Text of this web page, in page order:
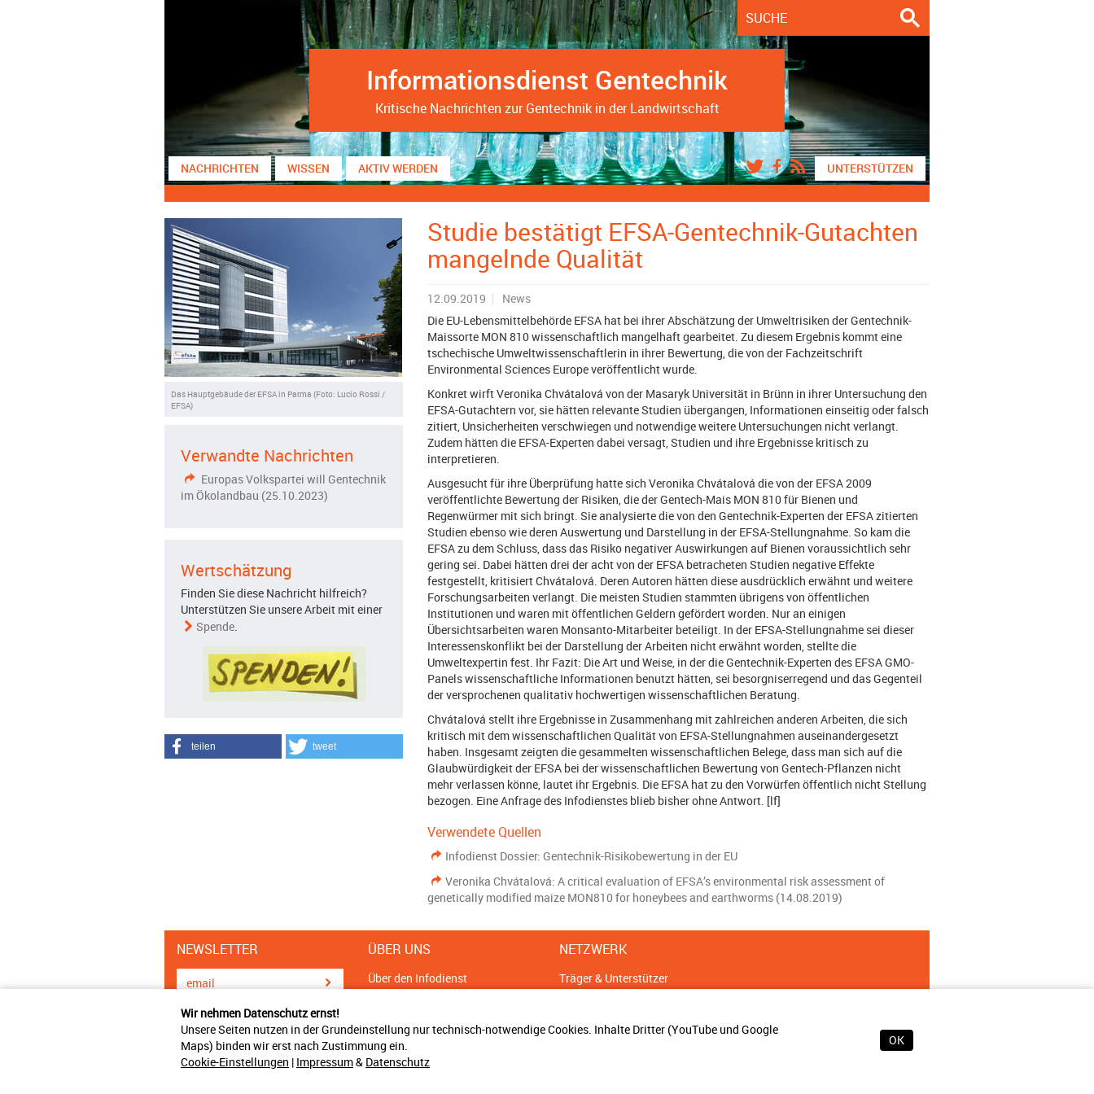
Wir nehmen Datenschutz ernst!
Unsere Seiten nutzen in der Grundeinstellung nur technisch-notwendige Cookies. Inhalte Dritter (YouTube und Google
Maps) binden wir erst nach Zustimmung ein.
Cookie-Einstellungen | Impressum& Datenschutz
OK
Informationsdienst Gentechnik
Kritische Nachrichten zur Gentechnik in der Landwirtschaft
NACHRICHTEN WISSEN AKTIV WERDEN UNTERSTÜTZEN
Das Hauptgebäude der EFSA in Parma (Foto: Lucio Rossi /
EFSA)
Verwandte Nachrichten
Europas Volkspartei will Gentechnik
im Ökolandbau (25.10.2023)
Wertschätzung
Finden Sie diese Nachricht hilfreich?
Unterstützen Sie unsere Arbeit mit einer
Spende.
teilen tweet
Studie bestätigt EFSA-Gentechnik-Gutachten
mangelnde Qualität
12.09.2019
News
Die EU-Lebensmittelbehörde EFSA hat bei ihrer Abschätzung der Umweltrisiken der Gentechnik-
Maissorte MON 810 wissenschaftlich mangelhaft gearbeitet. Zu diesem Ergebnis kommt eine
tschechische Umweltwissenschaftlerin in ihrer Bewertung, die von der Fachzeitschrift
Environmental Sciences Europe veröffentlicht wurde.
Konkret wirft Veronika Chvátalová von der Masaryk Universität in Brünn in ihrer Untersuchung den
EFSA-Gutachtern vor, sie hätten relevante Studien übergangen, Informationen einseitig oder falsch
zitiert, Unsicherheiten verschwiegen und notwendige weitere Untersuchungen nicht verlangt.
Zudem hätten die EFSA-Experten dabei versagt, Studien und ihre Ergebnisse kritisch zu
interpretieren.
Ausgesucht für ihre Überprüfung hatte sich Veronika Chvátalová die von der EFSA 2009
veröffentlichte Bewertung der Risiken, die der Gentech-Mais MON 810 für Bienen und
Regenwürmer mit sich bringt. Sie analysierte die von den Gentechnik-Experten der EFSA zitierten
Studien ebenso wie deren Auswertung und Darstellung in der EFSA-Stellungnahme. So kam die
EFSA zu dem Schluss, dass das Risiko negativer Auswirkungen auf Bienen voraussichtlich sehr
gering sei. Dabei hätten drei der acht von der EFSA betracheten Studien negative Effekte
festgestellt, kritisiert Chvátalová. Deren Autoren hätten diese ausdrücklich erwähnt und weitere
Forschungsarbeiten verlangt. Die meisten Studien stammten übrigens von öffentlichen
Institutionen und waren mit öffentlichen Geldern gefördert worden. Nur an einigen
Übersichtsarbeiten waren Monsanto-Mitarbeiter beteiligt. In der EFSA-Stellungnahme sei dieser
Interessenskonflikt bei der Darstellung der Arbeiten nicht erwähnt worden, stellte die
Umweltexpertin fest. Ihr Fazit: Die Art und Weise, in der die Gentechnik-Experten des EFSA GMO-
Panels wissenschaftliche Informationen benutzt hätten, sei besorgniserregend und das Gegenteil
der versprochenen qualitativ hochwertigen wissenschaftlichen Beratung.
Chvátalová stellt ihre Ergebnisse in Zusammenhang mit zahlreichen anderen Arbeiten, die sich
kritisch mit dem wissenschaftlichen Qualität von EFSA-Stellungnahmen auseinandergesetzt
haben. Insgesamt zeigten die gesammelten wissenschaftlichen Belege, dass man sich auf die
Glaubwürdigkeit der EFSA bei der wissenschaftlichen Bewertung von Gentech-Pflanzen nicht
mehr verlassen könne, lautet ihr Ergebnis. Die EFSA hat zu den Vorwürfen öffentlich nicht Stellung
bezogen. Eine Anfrage des Infodienstes blieb bisher ohne Antwort. [lf]
Verwendete Quellen
Infodienst Dossier: Gentechnik-Risikobewertung in der EU
Veronika Chvátalová: A critical evaluation of EFSA’s environmental risk assessment of
genetically modified maize MON810 for honeybees and earthworms (14.08.2019)
NEWSLETTER ÜBER UNS
Über den Infodienst
Datenschutz
Cookie Einstellungen
NETZWERK
Träger & Unterstützer